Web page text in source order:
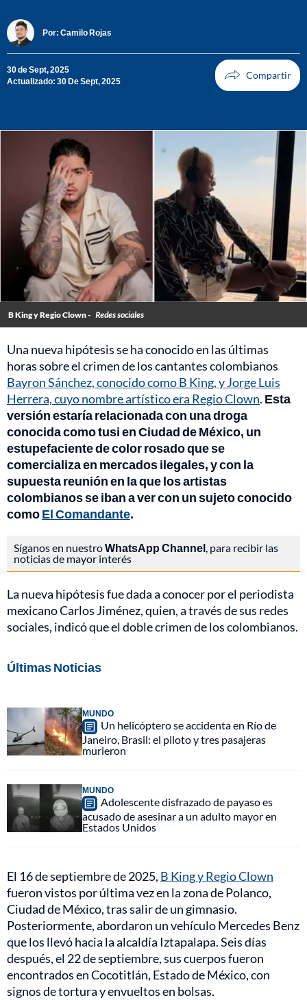
Por: Camilo Rojas
30 de Sept, 2025
Actualizado: 30 De Sept, 2025
B King y Regio Clown - Redes sociales
Una nueva hipótesis se ha conocido en las últimas
horas sobre el crimen de los cantantes colombianos
Bayron Sánchez, conocido como B King, y Jorge Luis
Herrera, cuyo nombre artístico era Regio Clown. Esta
versión estaría relacionada con una droga
conocida como tusi en Ciudad de México, un
estupefaciente de color rosado que se
comercializa en mercados ilegales, y con la
supuesta reunión en la que los artistas
colombianos se iban a ver con un sujeto conocido
comoEl Comandante.
Síganos en nuestroWhatsApp Channel, para recibir las
noticias de mayor interés
La nueva hipótesis fue dada a conocer por el periodista
mexicano Carlos Jiménez, quien, a través de sus redes
sociales, indicó que el doble crimen de los colombianos.
Últimas Noticias
MUNDO
Un helicóptero se accidenta en Río de
Janeiro, Brasil: el piloto y tres pasajeras
murieron
MUNDO
Adolescente disfrazado de payaso es
acusado de asesinar a un adulto mayor en
Estados Unidos
El 16 de septiembre de 2025, B King y Regio Clown
fueron vistos por última vez en la zona de Polanco,
Ciudad de México, tras salir de un gimnasio.
Posteriormente, abordaron un vehículo Mercedes Benz
que los llevó hacia la alcaldía Iztapalapa. Seis días
después, el 22 de septiembre, sus cuerpos fueron
encontrados en Cocotitlán, Estado de México, con
signos de tortura y envueltos en bolsas.